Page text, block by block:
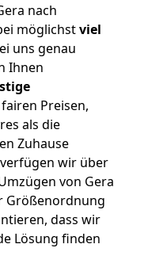
nach
möglichstviel
uns genau
Ihnen
Preisen,
als die
Zuhause
wir über
von Gera
Größenordnung
dass wir
Lösung finden